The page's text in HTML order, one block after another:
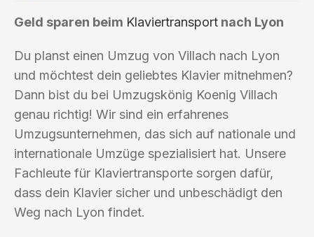
Geld sparen beim Klaviertransport nach Lyon
Du planst einen Umzug von Villach nach Lyon
und möchtest dein geliebtes Klavier mitnehmen?
Dann bist du bei Umzugskönig Koenig Villach
genau richtig! Wir sind ein erfahrenes
Umzugsunternehmen, das sich auf nationale und
internationale Umzüge spezialisiert hat. Unsere
Fachleute für Klaviertransporte sorgen dafür,
dass dein Klavier sicher und unbeschädigt den
Weg nach Lyon findet.